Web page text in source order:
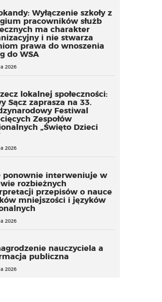
Wyłączenie szkoły z
pracowników służb
ma charakter
i nie stwarza
prawa do wnoszenia
do WSA
2026
lokalnej społeczności:
Sącz zaprasza na 33.
Festiwal
Zespołów
„Święto Dzieci
2026
ponownie interweniuje w
rozbieżnych
przepisów o nauce
mniejszości i języków
2026
nauczyciela a
publiczna
2026